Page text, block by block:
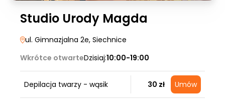
Studio Urody Magda
ul. Gimnazjalna 2e, Siechnice
Wkrótce otwarteDzisiaj:10:00-19:00
Depilacja twarzy - wąsik 30 zł Umów